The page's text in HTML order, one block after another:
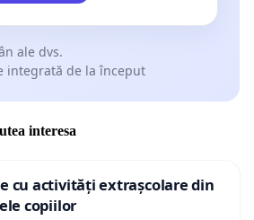
ale dvs.
integrată de la început
interesa
cu activități extrașcolare din
copiilor